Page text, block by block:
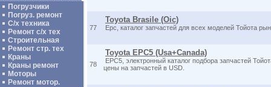
Погрузчики
Погруз. ремонт
С/х техника
Ремонт с/х тех
Строительная
Ремонт стр. тех
Краны
Краны ремонт
Моторы
Ремонт мотор.
77
Toyota Brasile (Oic)
Epc, каталог запчастей для всех моделей Тойота
78
Toyota EPC5 (Usa+Canada)
EPC5, электронный каталог подбора запчастей
цены на запчастей в USD.